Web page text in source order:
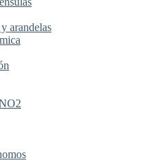
arandelas